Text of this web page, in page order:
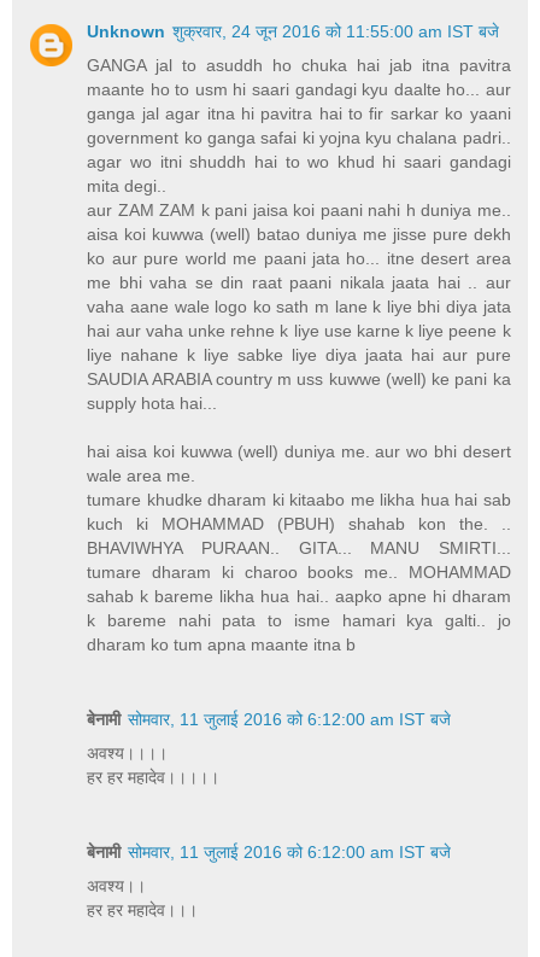
Unknown शुक्रवार, 24 जून 2016 को 11:55:00 am IST बजे
GANGA jal to asuddh ho chuka hai jab itna pavitra
maante ho to usm hi saari gandagi kyu daalte ho... aur
ganga jal agar itna hi pavitra hai to fir sarkar ko yaani
government ko ganga safai ki yojna kyu chalana padri..
agar wo itni shuddh hai to wo khud hi saari gandagi
mita degi..
aur ZAM ZAM k pani jaisa koi paani nahi h duniya me..
aisa koi kuwwa (well) batao duniya me jisse pure dekh
ko aur pure world me paani jata ho... itne desert area
me bhi vaha se din raat paani nikala jaata hai .. aur
vaha aane wale logo ko sath m lane k liye bhi diya jata
hai aur vaha unke rehne k liye use karne k liye peene k
liye nahane k liye sabke liye diya jaata hai aur pure
SAUDIA ARABIA country m uss kuwwe (well) ke pani ka
supply hota hai...
hai aisa koi kuwwa (well) duniya me. aur wo bhi desert
wale area me.
tumare khudke dharam ki kitaabo me likha hua hai sab
kuch ki MOHAMMAD (PBUH) shahab kon the. ..
BHAVIWHYA PURAAN.. GITA... MANU SMIRTI...
tumare dharam ki charoo books me.. MOHAMMAD
sahab k bareme likha hua hai.. aapko apne hi dharam
k bareme nahi pata to isme hamari kya galti.. jo
dharam ko tum apna maante itna b
बेनामी सोमवार, 11 जुलाई 2016 को 6:12:00 am IST बजे
अवश्य।।।।
हर हर महादेव।।।।।
बेनामी सोमवार, 11 जुलाई 2016 को 6:12:00 am IST बजे
अवश्य।।
हर हर महादेव।।।